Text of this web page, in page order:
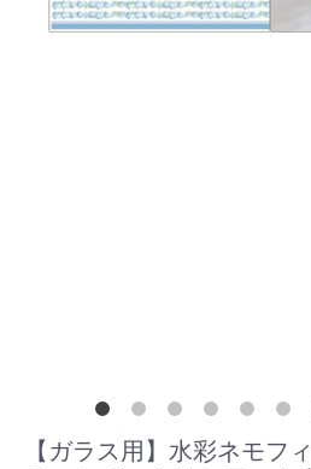
【ガラス用】水彩ネモフ